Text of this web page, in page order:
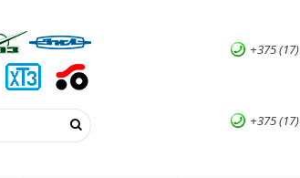
+375 (17)
+375 (17)